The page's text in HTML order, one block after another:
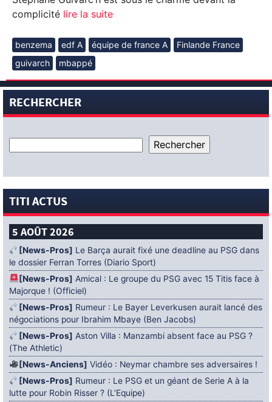
complicité lire la suite
benzema edf A équipe de france A
Finlande France
guivarch
mbappé
RECHERCHER
TITI ACTUS
5 AOÛT 2026
[News-Pros] Le Barça aurait fixé une deadline au PSG dans
le dossier Ferran Torres (Diario Sport)
[News-Pros] Amical : Le groupe du PSG avec 15 Titis face à
Majorque ! (Officiel)
[News-Pros] Rumeur : Le Bayer Leverkusen aurait lancé des
négociations pour Ibrahim Mbaye (Ben Jacobs)
[News-Pros] Aston Villa : Manzambi absent face au PSG ?
(The Athletic)
[News-Anciens] Vidéo : Neymar chambre ses adversaires !
[News-Pros] Rumeur : Le PSG et un géant de Serie A à la
lutte pour Robin Risser ? (L’Equipe)